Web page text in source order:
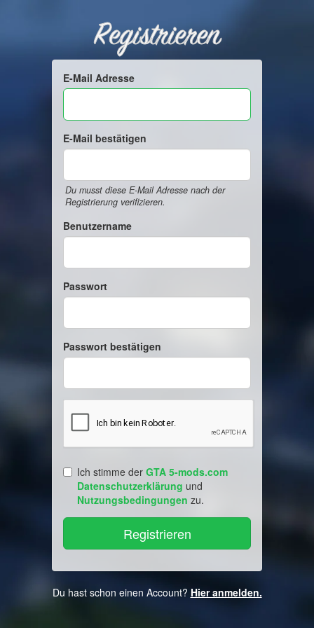
Registrieren
E-Mail Adresse
E-Mail bestätigen
Du musst diese E-Mail Adresse nach der
Registrierung verifizieren.
Benutzername
Passwort
Passwort bestätigen
Ich stimme der GTA 5-mods.com
Datenschutzerklärung und
Nutzungsbedingungen zu.
Du hast schon einen Account? Hier anmelden.